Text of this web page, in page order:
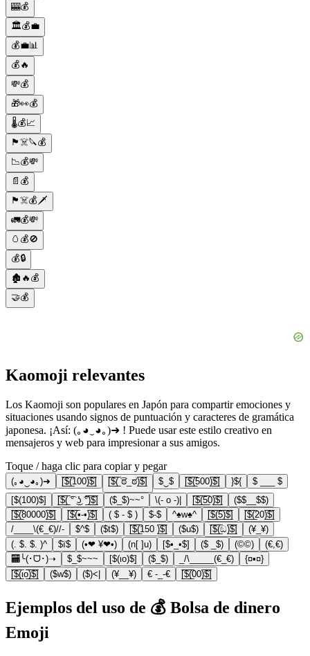
🎰💰
🏛️💰💼
💰💼📊
💰🔥
💸💰
🎁👀💰
🌡️💰📈
🏴‍☠️🔪💰
📉💰💸
📄💰
🏴‍☠️💰🗡️
🚛💰💸
🥚💰🚫
💰🔒
🏚️🔥💰
🤝💰
Kaomoji relevantes
Los Kaomoji son populares en Japón para compartir emociones y
situaciones usando signos de puntuación y caracteres de gramática
japonesa. ¡Así: (｡◕‿◕｡)➜ ! Puede usar este estilo creativo en
mensajeros y web para impresionar a sus amigos.
Toque / haga clic para copiar y pegar
(｡◕‿◕｡)➜ [̲̅$̲̅(̲̅100)̲̅$̲̅] [̲̅$̲̅(̲̅ ͡ಠ_ಠ)̲̅$̲̅] $‿$ [̲̅$̲̅(̲̅500)̲̅$̲̅] }${
$ ___ $
[$(100)$]
[̲̅$̲̅(̲̅ ͡° ͜ʖ ͡°̲̅)̲̅$̲̅] ($_$)~~° \(- o -)| [̲̅$̲̅(̲̅5̲̅0)̲̅$̲̅]
($$__$$)
[̲̅$̲̅(̲̅80000)̲̅$̲̅]
[̲̅$̲̅(̲̅•-•)̲̅$̲̅] ( $ - $ ) $-$ ^♠w♠^ [̲̅$̲̅(̲̅5̲̅)̲̅$̲̅]
[̲̅$̲̅(̲̅20)̲̅$̲̅]
/____\(€_€)//-
$^$ ($t$) [̲̅$̲̅(̲̅150 )̲̅$̲̅] ($u$) [̲̅$̲̅(̲̅ඞ)̲̅$̲̅]
(¥_¥)
(. $. $. )^
$ï$ (•❤ ¥❤•) (n[ ]u) [$•_•$] ($ _$) (©©)
(€,€)
🏧╰(･ᗜ･)➝
$_$~~~ [$(ιο)$] ($_$) _/\_____(€_€)
{¤▪¤}
[̲̅$̲̅(̲̅ιο̲̅̅)̲̅$̲̅]
($w$) ($)<| (¥__¥) € -_-€ [̲̅$̲̅(̲̅00)̲̅$̲̅]
Ejemplos del uso de 💰 Bolsa de dinero
Emoji